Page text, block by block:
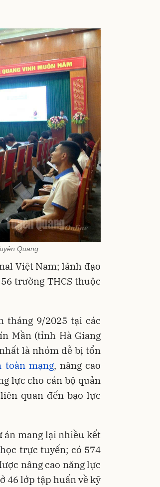
Quang
Việt Nam; lãnh đạo
trường THCS thuộc
tháng 9/2025 tại các
Mần (tỉnh Hà Giang
là nhóm dễ bị tổn
toàn mạng, nâng cao
lực cho cán bộ quản
quan đến bạo lực
án mang lại nhiều kết
trực tuyến; có 574
nâng cao năng lực
46 lớp tập huấn về kỹ